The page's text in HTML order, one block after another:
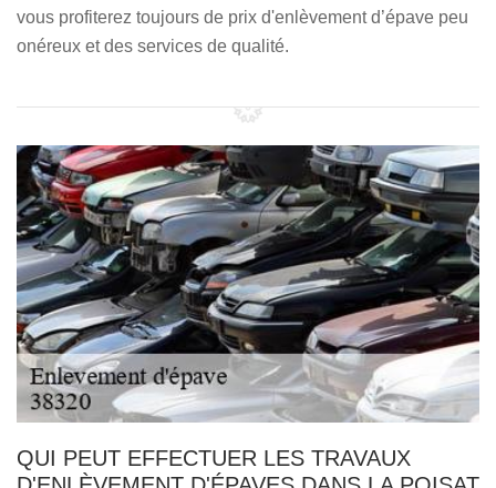
vous profiterez toujours de prix d'enlèvement d’épave peu
onéreux et des services de qualité.
QUI PEUT EFFECTUER LES TRAVAUX